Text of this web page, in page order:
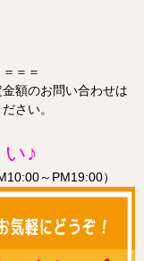
＝＝
額のお問い合わせは
さい。
♪
:00～PM19:00）